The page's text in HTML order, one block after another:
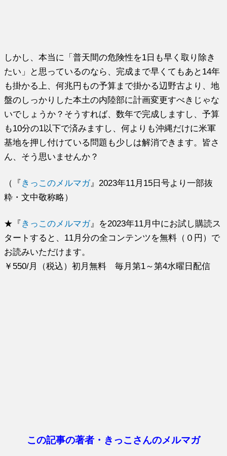
しかし、本当に「普天間の危険性を1日も早く取り除き
たい」と思っているのなら、完成まで早くてもあと14年
も掛かる上、何兆円もの予算まで掛かる辺野古より、地
盤のしっかりした本土の内陸部に計画変更すべきじゃな
いでしょうか？そうすれば、数年で完成しますし、予算
も10分の1以下で済みますし、何よりも沖縄だけに米軍
基地を押し付けている問題も少しは解消できます。皆さ
ん、そう思いませんか？
（『 きっこのメルマガ』2023年11月15日号より一部抜
粋・文中敬称略）
★『 きっこのメルマガ』を2023年11月中にお試し購読ス
タートすると、11月分の全コンテンツを無料（０円）で
お読みいただけます。
￥550/月（税込）初月無料 毎月第1～第4水曜日配信
この記事の著者・きっこさんのメルマガ